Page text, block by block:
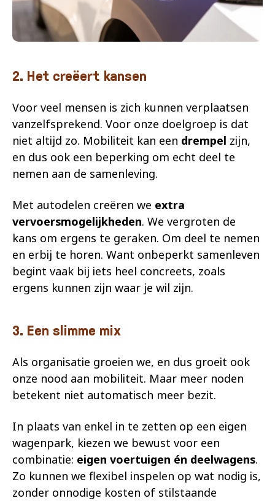
2. Het creëert kansen
Voor veel mensen is zich kunnen verplaatsen
vanzelfsprekend. Voor onze doelgroep is dat
niet altijd zo. Mobiliteit kan een drempel zijn,
en dus ook een beperking om echt deel te
nemen aan de samenleving.
Met autodelen creëren we extra
vervoersmogelijkheden. We vergroten de
kans om ergens te geraken. Om deel te nemen
en erbij te horen. Want onbeperkt samenleven
begint vaak bij iets heel concreets, zoals
ergens kunnen zijn waar je wil zijn.
3. Een slimme mix
Als organisatie groeien we, en dus groeit ook
onze nood aan mobiliteit. Maar meer noden
betekent niet automatisch meer bezit.
In plaats van enkel in te zetten op een eigen
wagenpark, kiezen we bewust voor een
combinatie: eigen voertuigen én deelwagens.
Zo kunnen we flexibel inspelen op wat nodig is,
zonder onnodige kosten of stilstaande